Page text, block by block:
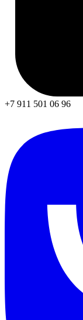
+7 911 501 06 96